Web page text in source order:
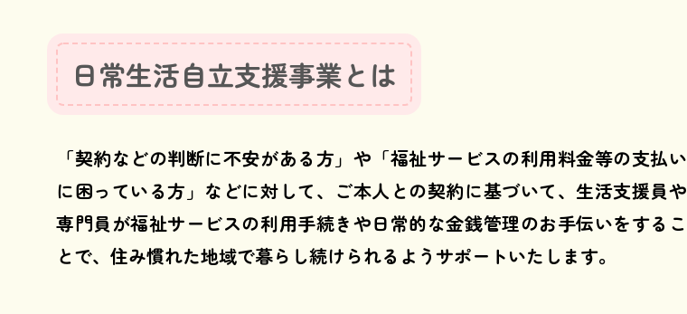
日常生活自立支援事業とは
「契約などの判断に不安がある方」や「福祉サービスの利用料金等の支払い
に困っている方」などに対して、ご本人との契約に基づいて、生活支援員や
専門員が福祉サービスの利用手続きや日常的な金銭管理のお手伝いをするこ
とで、住み慣れた地域で暮らし続けられるようサポートいたします。